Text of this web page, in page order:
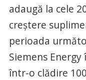
adaugă la cele
creștere
perioada
Siemens
într-o clădire